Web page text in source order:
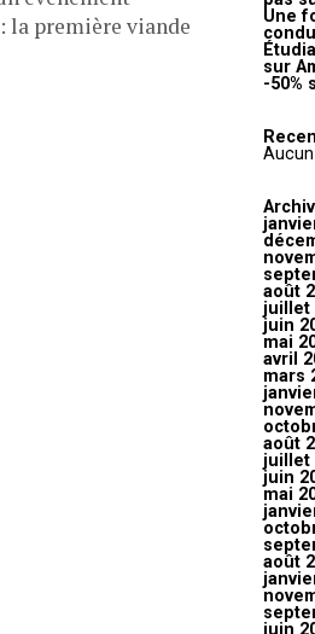
la première viande
Une
sur
-50%
août
juillet
juin
mai
avril
mars
août
juillet
juin
mai
août
juin